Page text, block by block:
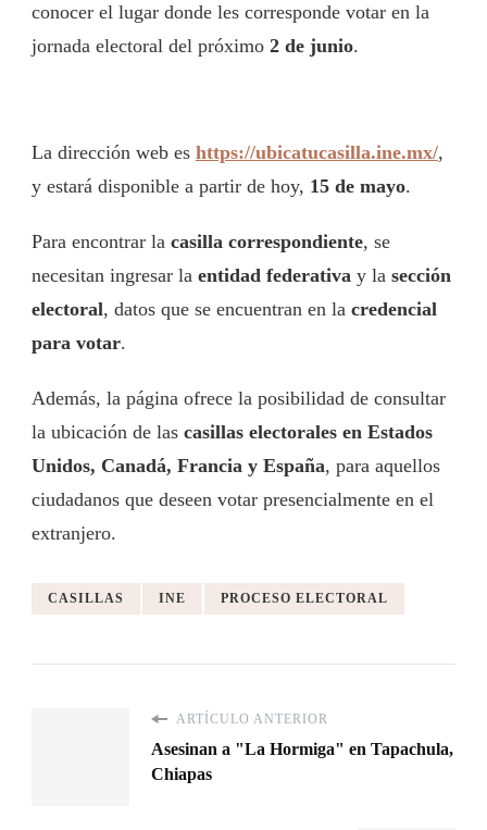
conocer el lugar donde les corresponde votar en la
jornada electoral del próximo 2 de junio.
La dirección web es https://ubicatucasilla.ine.mx/,
y estará disponible a partir de hoy, 15 de mayo.
Para encontrar la casilla correspondiente, se
necesitan ingresar la entidad federativa y la sección
electoral, datos que se encuentran en la credencial
para votar.
Además, la página ofrece la posibilidad de consultar
la ubicación de las casillas electorales en Estados
Unidos, Canadá, Francia y España, para aquellos
ciudadanos que deseen votar presencialmente en el
extranjero.
CASILLAS INE PROCESO ELECTORAL
ARTÍCULO ANTERIOR
Asesinan a "La Hormiga" en Tapachula,
Chiapas